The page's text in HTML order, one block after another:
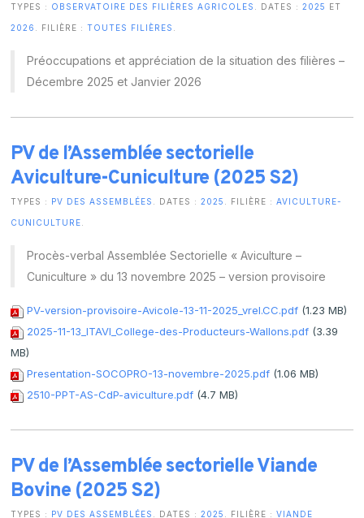
TYPES : OBSERVATOIRE DES FILIÈRES AGRICOLES . DATES :2025 ET
2026 . FILIÈRE :TOUTES FILIÈRES
Préoccupations et appréciation de la situation des filières –
Décembre 2025 et Janvier 2026
PV de l’Assemblée sectorielle
Aviculture-Cuniculture (2025 S2)
TYPES : PV DES ASSEMBLÉES . DATES :2025 . FILIÈRE :AVICULTURE-
CUNICULTURE
Procès-verbal Assemblée Sectorielle « Aviculture –
Cuniculture » du 13 novembre 2025 – version provisoire
PV-version-provisoire-Avicole-13-11-2025_vrel.CC.pdf (1.23 MB)
2025-11-13_ITAVI_College-des-Producteurs-Wallons.pdf (3.39
MB)
Presentation-SOCOPRO-13-novembre-2025.pdf (1.06 MB)
2510-PPT-AS-CdP-aviculture.pdf (4.7 MB)
PV de l’Assemblée sectorielle Viande
Bovine (2025 S2)
TYPES : PV DES ASSEMBLÉES . DATES :2025 . FILIÈRE :VIANDE